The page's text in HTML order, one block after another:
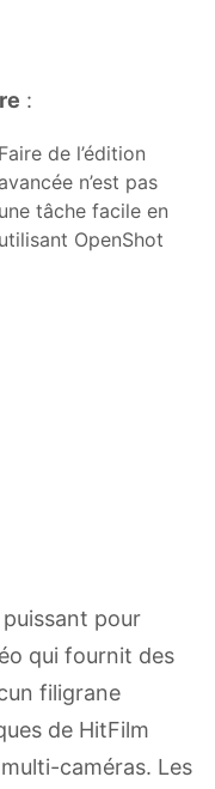
:
Faire de l’édition
avancée n’est pas
une tâche facile en
utilisant OpenShot
pour
qui fournit des
filigrane
de HitFilm
caméras. Les